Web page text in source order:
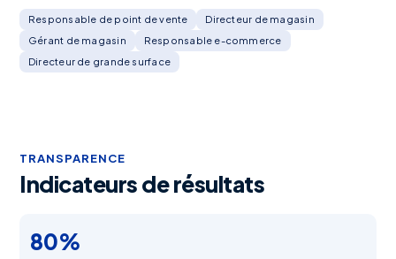
Responsable de point de vente
Directeur de magasin
Gérant de magasin
Responsable e-commerce
Directeur de grande surface
TRANSPARENCE
Indicateurs de résultats
80%